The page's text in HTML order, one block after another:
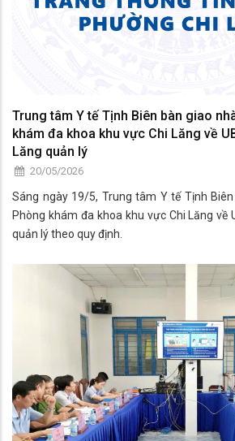
Trung tâm Y tế Tịnh Biên bàn giao
khám đa khoa khu vực Chi Lăng về
Lăng quản lý
20/05/2026
Sáng ngày 19/5, Trung tâm Y tế Tịnh
Phòng khám đa khoa khu vực Chi Lăng về
quản lý theo quy định.